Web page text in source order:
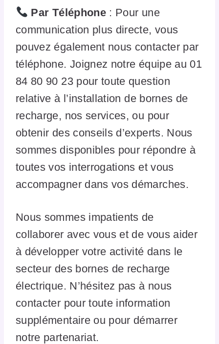
Par Téléphone : Pour une
communication plus directe, vous
pouvez également nous contacter par
téléphone. Joignez notre équipe au 01
84 80 90 23 pour toute question
relative à l’installation de bornes de
recharge, nos services, ou pour
obtenir des conseils d’experts. Nous
sommes disponibles pour répondre à
toutes vos interrogations et vous
accompagner dans vos démarches.
Nous sommes impatients de
collaborer avec vous et de vous aider
à développer votre activité dans le
secteur des bornes de recharge
électrique. N’hésitez pas à nous
contacter pour toute information
supplémentaire ou pour démarrer
notre partenariat.